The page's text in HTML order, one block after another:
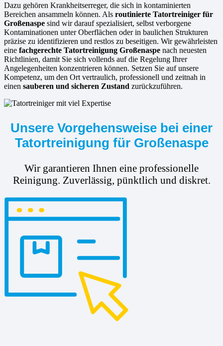
Dazu gehören Krankheitserreger, die sich in kontaminierten
Bereichen ansammeln können. Als routinierte Tatortreiniger für
Großenaspe sind wir darauf spezialisiert, selbst verborgene
Kontaminationen unter Oberflächen oder in baulichen Strukturen
präzise zu identifizieren und restlos zu beseitigen. Wir gewährleisten
eine fachgerechte Tatortreinigung Großenaspe nach neuesten
Richtlinien, damit Sie sich vollends auf die Regelung Ihrer
Angelegenheiten konzentrieren können. Setzen Sie auf unsere
Kompetenz, um den Ort vertraulich, professionell und zeitnah in
einen sauberen und sicheren Zustand zurückzuführen.
Unsere Vorgehensweise bei einer
Tatortreinigung für Großenaspe
Wir garantieren Ihnen eine professionelle
Reinigung. Zuverlässig, pünktlich und diskret.